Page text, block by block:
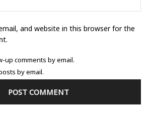
and website in this browser for the
up comments by email.
by email.